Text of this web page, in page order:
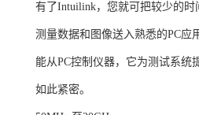
有了Intuilink，您就可把较少的
测量数据和图像送入熟悉的PC应
能从PC控制仪器，它为测试系
如此紧密。